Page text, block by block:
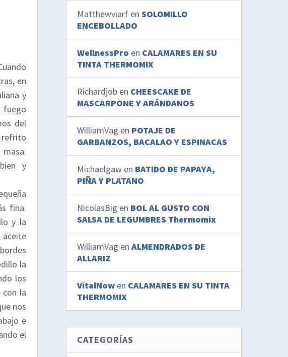
en
y
fuego
del
refrito
y
fina.
y la
aceite
la
los
con la
nos
e
el
Matthewviarf enSOLOMILLO
ENCEBOLLADO
WellnessPro en CALAMARES EN SU
TINTA THERMOMIX
Richardjob en CHEESCAKE DE
MASCARPONE Y ARÁNDANOS
WilliamVag en POTAJE DE
GARBANZOS, BACALAO Y ESPINACAS
Michaelgaw en BATIDO DE PAPAYA,
PIÑA Y PLATANO
NicolasBig en BOL AL GUSTO CON
SALSA DE LEGUMBRES Thermomix
WilliamVag enALMENDRADOS DE
ALLARIZ
VitalNow en CALAMARES EN SU TINTA
THERMOMIX
CATEGORÍAS